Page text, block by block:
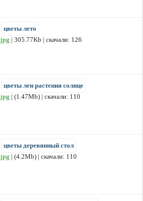
цветы лето
jpg | 305.77Kb | скачали: 126
цветы лен растения солнце
jpg | (1.47Mb) | скачали: 110
цветы деревянный стол
jpg | (4.2Mb) | скачали: 110